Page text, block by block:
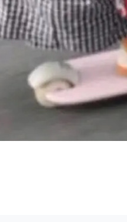
、从现在开
及 Oriol Vin
、规划步
，curl 一行
· GitHu
/ Linu
/ Linu
solon.noea
）
值 在软件工
产的主要载
乃至数百万
承载的上下
代码历史的
口契约、业
至数百个文
络。传统的